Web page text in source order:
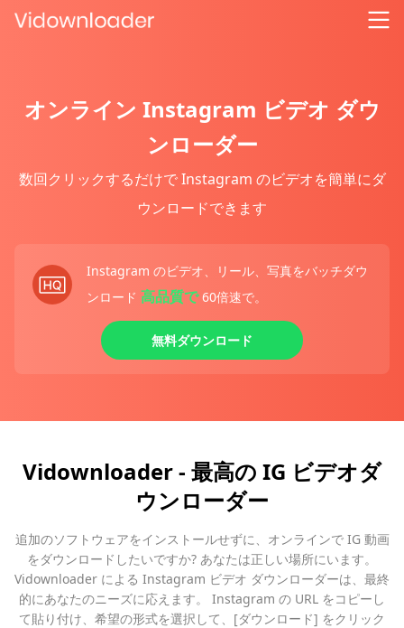
オンライン Instagram ビデオ ダウ
ンローダー
数回クリックするだけで Instagram のビデオを簡単にダ
ウンロードできます
Instagram のビデオ、リール、写真をバッチダウ
ンロード 高品質で60倍速で。
無料ダウンロード
Vidownloader - 最高の IG ビデオダ
ウンローダー
追加のソフトウェアをインストールせずに、オンラインで IG 動画
をダウンロードしたいですか? あなたは正しい場所にいます。
Vidownloader による Instagram ビデオ ダウンローダーは、最終
的にあなたのニーズに応えます。 Instagram の URL をコピーし
て貼り付け、希望の形式を選択して、[ダウンロード] をクリック